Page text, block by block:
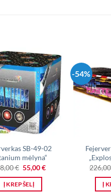
SB-49-02
mėlyna“
€ Original
price
was:
148,00 €.
55,00€Current
Į KREPŠELĮ
-54%
Į